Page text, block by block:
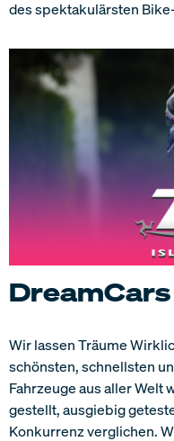
des spektakulärsten
DreamCars
Wir lassen Träume
schönsten, schnellsten
Fahrzeuge aus aller Welt
gestellt, ausgiebig
Konkurrenz verglichen.